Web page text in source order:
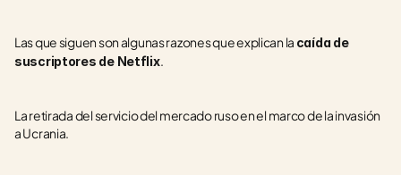
Las que siguen son algunas razones que explican la caída de
suscriptores de Netflix.
La retirada del servicio del mercado ruso en el marco de la invasión
a Ucrania.